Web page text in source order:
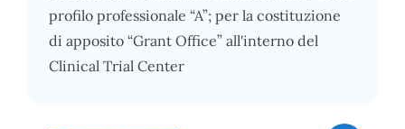
profilo professionale “A”; per la costituzione
di apposito “Grant Office” all'interno del
Clinical Trial Center